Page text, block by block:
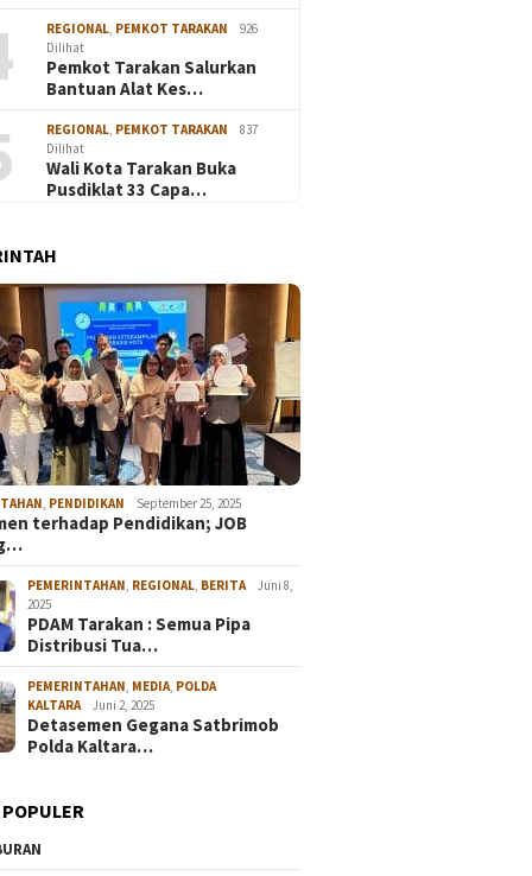
REGIONAL PEMKOT TARAKAN
926
Dilihat
Pemkot Tarakan Salurkan
Bantuan Alat Kes…
REGIONAL PEMKOT TARAKAN
837
Dilihat
Wali Kota Tarakan Buka
Pusdiklat 33 Capa…
PENDIDIKAN September 25, 2025
terhadap Pendidikan; JOB
PEMERINTAHAN REGIONAL BERITA
Juni 8,
2025
PDAM Tarakan : Semua Pipa
Distribusi Tua…
PEMERINTAHAN MEDIA POLDA
KALTARA
Juni 2, 2025
Detasemen Gegana Satbrimob
Polda Kaltara…